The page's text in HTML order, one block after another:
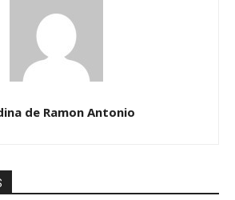
de Ramon Antonio